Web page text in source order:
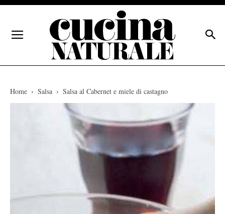
Home Salsa Salsa al Cabernet e miele di castagno